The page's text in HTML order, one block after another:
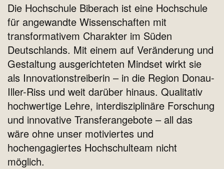
Die Hochschule Biberach ist eine Hochschule
für angewandte Wissenschaften mit
transformativem Charakter im Süden
Deutschlands. Mit einem auf Veränderung und
Gestaltung ausgerichteten Mindset wirkt sie
als Innovationstreiberin – in die Region Donau-
Iller-Riss und weit darüber hinaus. Qualitativ
hochwertige Lehre, interdisziplinäre Forschung
und innovative Transferangebote – all das
wäre ohne unser motiviertes und
hochengagiertes Hochschulteam nicht
möglich.